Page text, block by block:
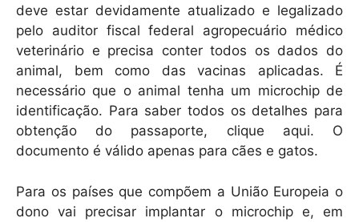
deve estar devidamente atualizado e legalizado
pelo auditor fiscal federal agropecuário médico
veterinário e precisa conter todos os dados do
animal, bem como das vacinas aplicadas. É
necessário que o animal tenha um microchip de
identificação. Para saber todos os detalhes para
obtenção do passaporte, clique aqui. O
documento é válido apenas para cães e gatos.
Para os países que compõem a União Europeia o
dono vai precisar implantar o microchip e, em